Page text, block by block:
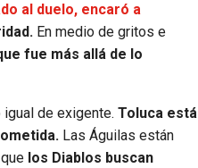
al duelo, encaró a
En medio de gritos e
fue más allá de lo
de exigente. Toluca está
Las Águilas están
los Diablos buscan